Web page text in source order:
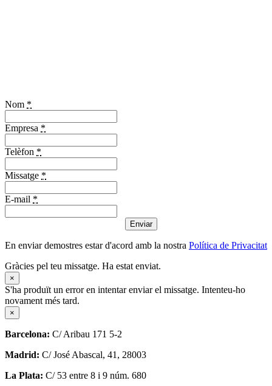
Nom *
Empresa *
Telèfon *
Missatge *
E-mail *
Enviar
En enviar demostres estar d'acord amb la nostra Política de Privacitat
Gràcies pel teu missatge. Ha estat enviat.
×
S'ha produït un error en intentar enviar el missatge. Intenteu-ho
novament més tard.
×
Barcelona: C/ Aribau 171 5-2
Madrid: C/ José Abascal, 41, 28003
La Plata: C/ 53 entre 8 i 9 núm. 680